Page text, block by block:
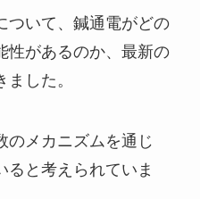
ついて、鍼通電がどの
性があるのか、最新の
した。
のメカニズムを通じ
ると考えられていま